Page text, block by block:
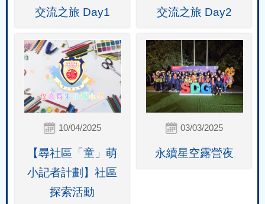
交流之旅 Day1
交流之旅 Day2
10/04/2025
【尋社區「童」萌
小記者計劃】社區
探索活動
03/03/2025
永續星空露營夜